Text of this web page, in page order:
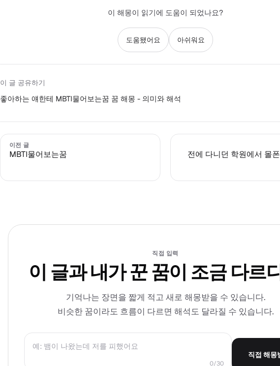
이 해몽이 읽기에 도움이 되었나요?
도움됐어요 아쉬워요
이 글 공유하기
좋아하는 얘한테 MBTI물어보는꿈 꿈 해몽 - 의미와 해석
이전 글
MBTI물어보는꿈
전에 다니던 학원에서 몰
직접 입력
이 글과 내가 꾼 꿈이 조금 다르
기억나는 장면을 짧게 적고 새로 해몽받을 수 있습니다.
비슷한 꿈이라도 흐름이 다르면 해석도 달라질 수 있습니다.
0/30
직접 해몽